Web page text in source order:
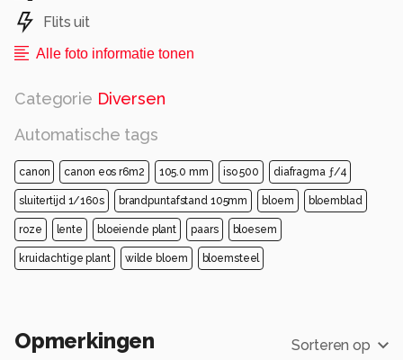
Flits uit
Alle foto informatie tonen
Categorie Diversen
Automatische tags
canon canon eos r6m2 105.0 mm iso 500 diafragma ƒ/4
sluitertijd 1/160s brandpuntafstand 105mm bloem bloemblad
roze lente bloeiende plant paars bloesem
kruidachtige plant wilde bloem bloemsteel
Opmerkingen Sorteren op